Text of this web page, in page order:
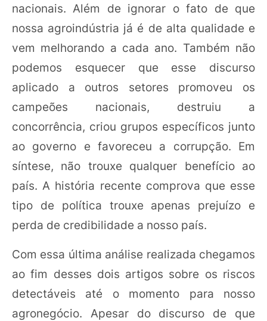
nacionais. Além de ignorar o fato de que
nossa agroindústria já é de alta qualidade e
vem melhorando a cada ano. Também não
podemos esquecer que esse discurso
aplicado a outros setores promoveu os
campeões nacionais, destruiu a
concorrência, criou grupos específicos junto
ao governo e favoreceu a corrupção. Em
síntese, não trouxe qualquer benefício ao
país. A história recente comprova que esse
tipo de política trouxe apenas prejuízo e
perda de credibilidade a nosso país.
Com essa última análise realizada chegamos
ao fim desses dois artigos sobre os riscos
detectáveis até o momento para nosso
agronegócio. Apesar do discurso de que